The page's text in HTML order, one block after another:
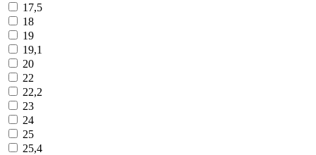
17,5
18
19
19,1
20
22
22,2
23
24
25
25,4